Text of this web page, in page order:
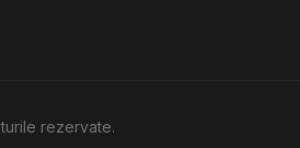
rezervate.